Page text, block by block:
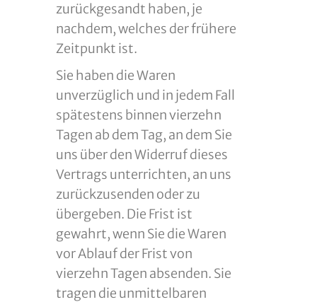
zurückgesandt haben, je
nachdem, welches der frühere
Zeitpunkt ist.
Sie haben die Waren
unverzüglich und in jedem Fall
spätestens binnen vierzehn
Tagen ab dem Tag, an dem Sie
uns über den Widerruf dieses
Vertrags unterrichten, an uns
zurückzusenden oder zu
übergeben. Die Frist ist
gewahrt, wenn Sie die Waren
vor Ablauf der Frist von
vierzehn Tagen absenden. Sie
tragen die unmittelbaren